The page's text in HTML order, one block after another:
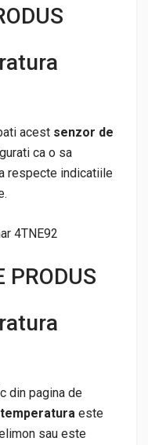
acest senzor de
ca o sa
respecte indicatiile
PRODUS
din pagina de
este
sau este